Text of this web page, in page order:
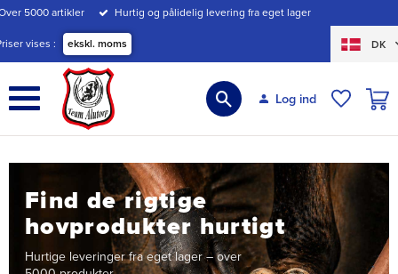
Menu
5000 artikler Hurtig og pålidelig levering fra eget lager
vises ekskl. moms DK
Log ind
Find de rigtige
hovprodukter hurtigt
Hurtige leveringer fra eget lager – over